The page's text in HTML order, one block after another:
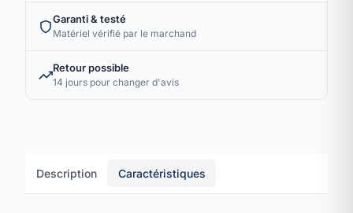
Garanti & testé
Matériel vérifié par le marchand
Retour possible
14 jours pour changer d'avis
Description Caractéristiques